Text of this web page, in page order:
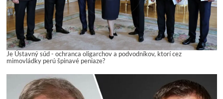
Je Ústavný súd - ochranca oligarchov a podvodníkov, ktorí cez
mimovládky perú špinavé peniaze?